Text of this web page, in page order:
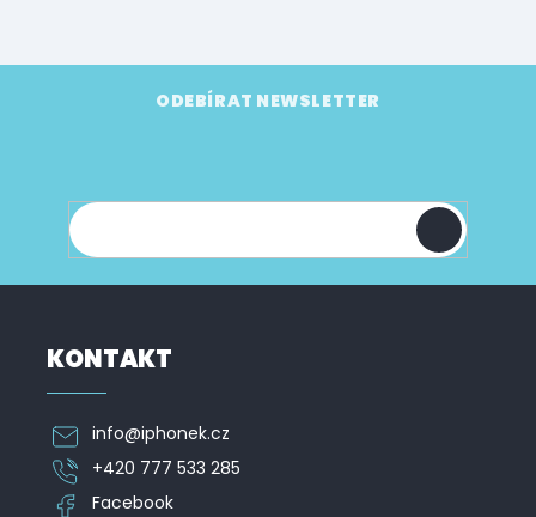
ODEBÍRAT NEWSLETTER
KONTAKT
info@iphonek.cz
+420 777 533 285
Facebook